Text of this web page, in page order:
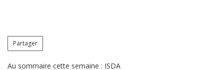
Partager
Au sommaire cette semaine : ISDA